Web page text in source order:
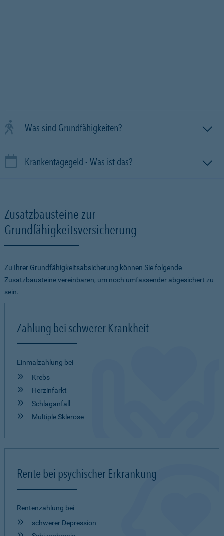
Was sind Grundfähigkeiten?
Krankentagegeld - Was ist das?
Zusatzbausteine zur
Grundfähigkeitsversicherung
Zu Ihrer Grundfähigkeitsabsicherung können Sie folgende
Zusatzbausteine vereinbaren, um noch umfassender abgesichert zu
sein.
Zahlung bei schwerer Krankheit
Einmalzahlung bei
Krebs
Herzinfarkt
Schlaganfall
Multiple Sklerose
Rente bei psychischer Erkrankung
Rentenzahlung bei
schwerer Depression